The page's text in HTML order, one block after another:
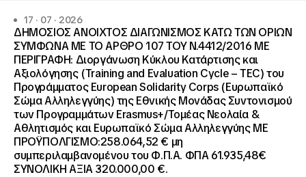
17 · 07 · 2026
ΔΗΜΟΣΙΟΣ ΑΝΟΙΧΤΟΣ ΔΙΑΓΩΝΙΣΜΟΣ ΚΑΤΩ ΤΩΝ ΟΡΙΩΝ
ΣΥΜΦΩΝΑ ΜΕ ΤΟ ΑΡΘΡΟ 107 ΤΟΥ Ν.4412/2016 ΜΕ
ΠΕΡΙΓΡΑΦΗ: Διοργάνωση Κύκλου Κατάρτισης και
Αξιολόγησης (Training and Evaluation Cycle – TEC) του
Προγράμματος European Solidarity Corps (Ευρωπαϊκό
Σώμα Αλληλεγγύης) της Εθνικής Μονάδας Συντονισμού
των Προγραμμάτων Erasmus+/Τομέας Νεολαία &
Αθλητισμός και Ευρωπαϊκό Σώμα Αλληλεγγύης ΜΕ
ΠΡΟΫΠΟΛΓΙΣΜΟ:258.064,52 € μη
συμπεριλαμβανομένου του Φ.Π.Α. ΦΠΑ 61.935,48€
ΣΥΝΟΛΙΚΗ ΑΞΙΑ 320.000,00 €.